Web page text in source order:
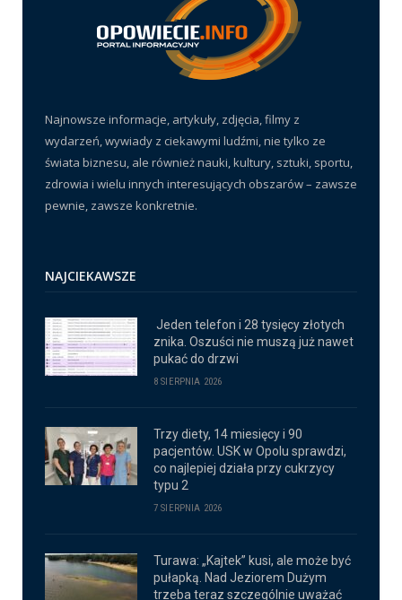
Najnowsze informacje, artykuły, zdjęcia, filmy z
wydarzeń, wywiady z ciekawymi ludźmi, nie tylko ze
świata biznesu, ale również nauki, kultury, sztuki, sportu,
zdrowia i wielu innych interesujących obszarów – zawsze
pewnie, zawsze konkretnie.
NAJCIEKAWSZE
Jeden telefon i 28 tysięcy złotych
znika. Oszuści nie muszą już nawet
pukać do drzwi
8 SIERPNIA 2026
Trzy diety, 14 miesięcy i 90
pacjentów. USK w Opolu sprawdzi,
co najlepiej działa przy cukrzycy
typu 2
7 SIERPNIA 2026
Turawa: „Kajtek” kusi, ale może być
pułapką. Nad Jeziorem Dużym
trzeba teraz szczególnie uważać